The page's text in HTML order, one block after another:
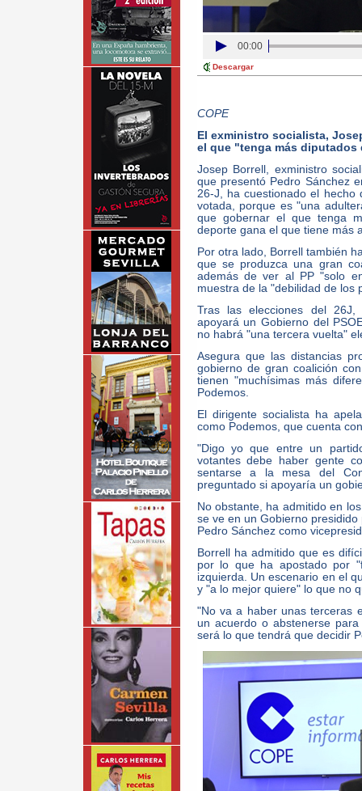
00:00
Descargar
COPE
El exministro socialista,
el que "tenga más diputados
Josep Borrell, exministro
que presentó Pedro Sánchez
26-J, ha cuestionado el
votada, porque es "una
que gobernar el que tenga
deporte gana el que tiene más
Por otra lado, Borrell también
que se produzca una gran
además de ver al PP "solo
muestra de la "debilidad de los
Tras las elecciones del 26J,
apoyará un Gobierno del
no habrá "una tercera vuelta"
Asegura que las distancias
gobierno de gran coalición
tienen "muchísimas más
Podemos.
El dirigente socialista ha
como Podemos, que cuenta
"Digo yo que entre un
votantes debe haber gente
sentarse a la mesa del
preguntado si apoyaría un
No obstante, ha admitido en
se ve en un Gobierno
Pedro Sánchez como
Borrell ha admitido que es
por lo que ha apostado por
izquierda. Un escenario en el
y "a lo mejor quiere" lo que no
"No va a haber unas terceras
un acuerdo o abstenerse
será lo que tendrá que decidir